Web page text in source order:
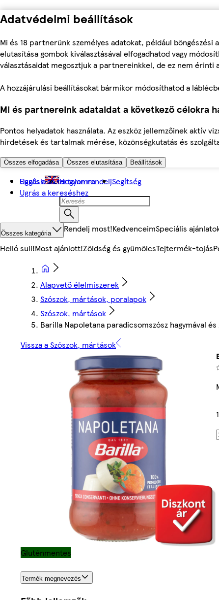
Adatvédelmi beállítások
Mi és 18 partnerünk személyes adatokat, például böngészési
elutasítása gombok kiválasztásával elfogadhatod vagy
választásaidat megosztjuk a partnereinkkel, de ez nem érinti
A hozzájárulási beállításokat bármikor módosíthatod a
Mi és partnereink adataidat a következő célokra
Pontos helyadatok használata. Az eszköz jellemzőinek aktív
hirdetések és tartalmak mérése, közönségkutatás és
Összes elfogadása Összes elutasítása Beállítások
Ugrás a fő tartalomra
Ugrás a kereséshez
English Hogyan rendeljSegítség
Összes kategória Rendelj most!KedvenceimSpeciális
Helló suli!Most ajánlott!Zöldség és gyümölcsTejtermék-tojás
Alapvető élelmiszerek
Szószok, mártások, poralapok
Szószok, mártások
Barilla Napoletana paradicsomszósz hagymával
Vissza a Szószok, mártások
Gluténmentes
Termék megnevezés